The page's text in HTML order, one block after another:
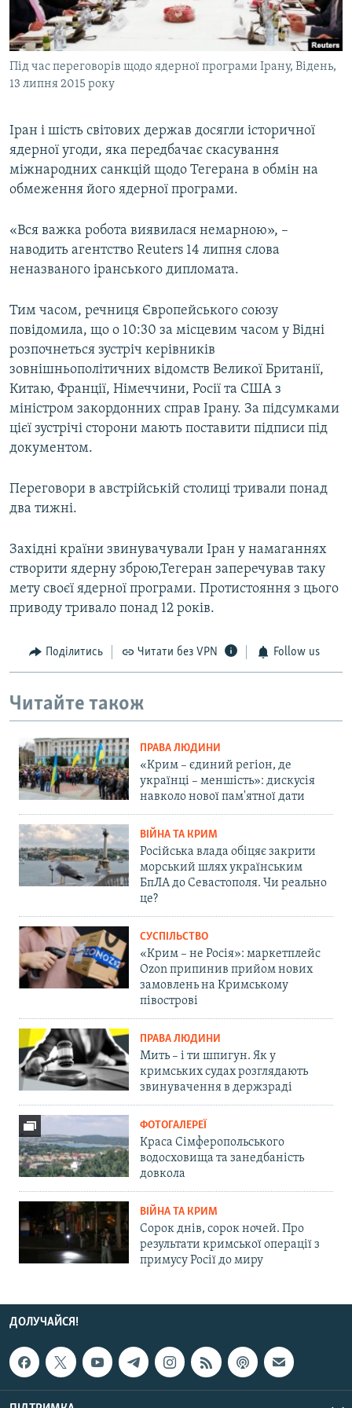
ВІДЕОУРОКИ «ELIFBE»
СВІДЧЕННЯ ОКУПАЦІЇ
УКРАЇНСЬКА ПРОБЛЕМА КРИМУ
Русский
Qırımtatar
Усі сайти RFE/RL
Під час переговорів щодо ядерної програми Ірану, Відень,
13 липня 2015 року
Іран і шість світових держав досягли історичної
ядерної угоди, яка передбачає скасування
міжнародних санкцій щодо Тегерана в обмін на
обмеження його ядерної програми.
«Вся важка робота виявилася немарною», –
наводить агентство Reuters 14 липня слова
неназваного іранського дипломата.
Тим часом, речниця Європейського союзу
повідомила, що о 10:30 за місцевим часом у Відні
розпочнеться зустріч керівників
зовнішньополітичних відомств Великої Британії,
Китаю, Франції, Німеччини, Росії та США з
міністром закордонних справ Ірану. За підсумками
цієї зустрічі сторони мають поставити підписи під
документом.
Переговори в австрійській столиці тривали понад
два тижні.
Західні країни звинувачували Іран у намаганнях
створити ядерну зброю,Тегеран заперечував таку
мету своєї ядерної програми. Протистояння з цього
приводу тривало понад 12 років.
Поділитись Читати без VPN Follow us
Читайте також
ПРАВА ЛЮДИНИ
«Крим – єдиний регіон, де
українці – меншість»: дискусія
навколо нової пам'ятної дати
ВІЙНА ТА КРИМ
Російська влада обіцяє закрити
морський шлях українським
БпЛА до Севастополя. Чи реально
це?
СУСПІЛЬСТВО
«Крим – не Росія»: маркетплейс
Ozon припинив прийом нових
замовлень на Кримському
півострові
ПРАВА ЛЮДИНИ
Мить – і ти шпигун. Як у
кримських судах розглядають
звинувачення в держзраді
ФОТОГАЛЕРЕЇ
Краса Сімферопольського
водосховища та занедбаність
довкола
ВІЙНА ТА КРИМ
Сорок днів, сорок ночей. Про
результати кримської операції з
примусу Росії до миру
ДОЛУЧАЙСЯ!